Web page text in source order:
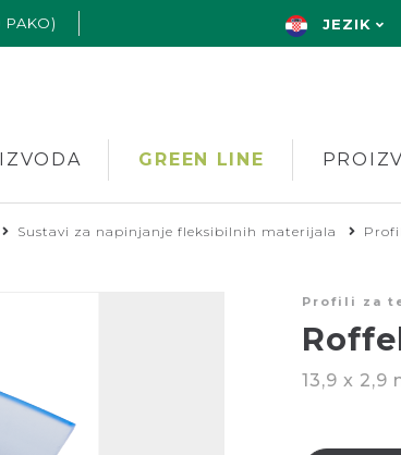
JEZIK
GREEN LINE
Sustavi za napinjanje fleksibilnih materijala
Profili za
13,9 x 2,9